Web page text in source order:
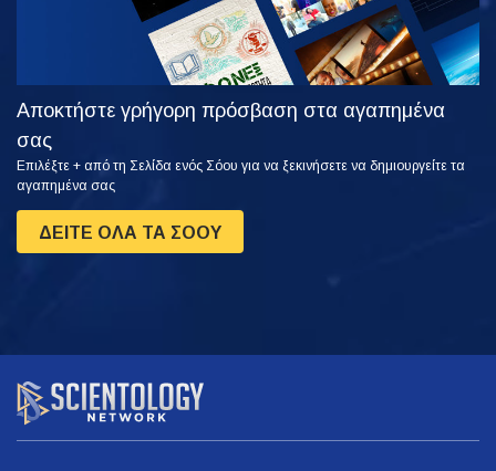
Αποκτήστε γρήγορη πρόσβαση στα αγαπημένα
σας
Επιλέξτε + από τη Σελίδα ενός Σόου για να ξεκινήσετε να δημιουργείτε τα
αγαπημένα σας
ΔΕΙΤΕ ΟΛΑ ΤΑ ΣΟΟΥ